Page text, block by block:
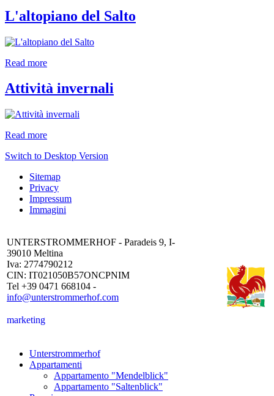
L'altopiano del Salto
Read more
Attività invernali
Read more
Switch to Desktop Version
Sitemap
Privacy
Impressum
Immagini
UNTERSTROMMERHOF - Paradeis 9, I-
39010 Meltina
Iva: 2774790212
CIN: IT021050B57ONCPNIM
Tel +39 0471 668104 -
info@unterstrommerhof.com
marketing
Unterstrommerhof
Appartamenti
Appartamento "Mendelblick"
Appartamento "Saltenblick"